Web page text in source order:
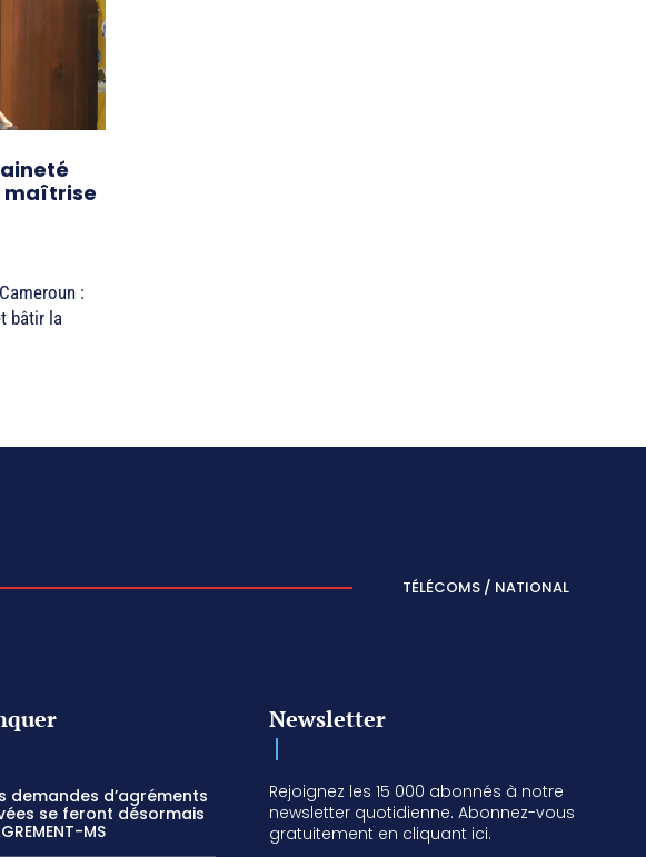
maîtrise
:
bâtir la
TÉLÉCOMS / NATIONAL
demandes d’agréments
se feront désormais
MS
Newsletter
Rejoignez les 15 000 abonnés à notre
newsletter quotidienne. Abonnez-vous
gratuitement en cliquant ici.